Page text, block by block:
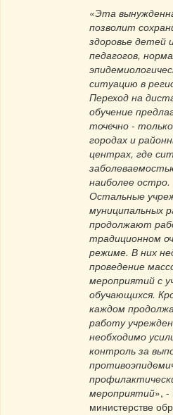
«Эта
позволит
здоровье детей
педагогов,
ситуацию в
Переход на
обучение
точечно -
городах и
центрах, где
наиболее остро.
Остальные
муниципальных
продолжают
традиционном
режиме. В них
проведение
мероприятий с
обучающихся.
каждом
работу
необходимо
контроль за
мероприятий», -
министерстве